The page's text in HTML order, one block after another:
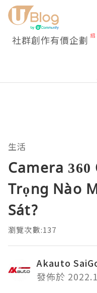
社群創作有價企劃
生活
Camera
Trọng Nào
Sát?
瀏覽次數:137
Akauto
發佈於